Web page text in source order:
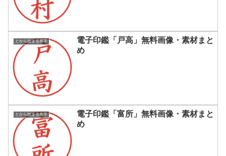
とから始まる名字
電子印鑑「戸高」無料画像・素材まと
め
とから始まる名字
電子印鑑「富所」無料画像・素材まと
め